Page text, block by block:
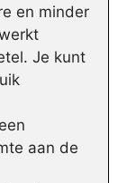
en minder
Je kunt
aan de